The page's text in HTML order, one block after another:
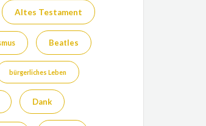
Altes Testament
Beatles
bürgerliches Leben
Dank